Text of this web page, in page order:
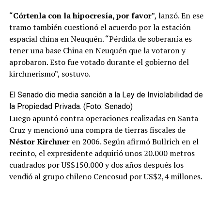
“Córtenla con la hipocresía, por favor”, lanzó. En ese
tramo también cuestionó el acuerdo por la estación
espacial china en Neuquén. “Pérdida de soberanía es
tener una base China en Neuquén que la votaron y
aprobaron. Esto fue votado durante el gobierno del
kirchnerismo”, sostuvo.
El Senado dio media sanción a la Ley de Inviolabilidad de
la Propiedad Privada. (Foto: Senado)
Luego apuntó contra operaciones realizadas en Santa
Cruz y mencionó una compra de tierras fiscales de
Néstor Kirchneren 2006. Según afirmó Bullrich en el
recinto, el expresidente adquirió unos 20.000 metros
cuadrados por US$150.000 y dos años después los
vendió al grupo chileno Cencosud por US$2,4 millones.